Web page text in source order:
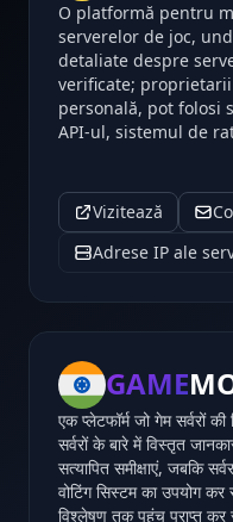
O platformă pentru
serverelor de joc,
detaliate despre
verificate;
personală, pot folosi
API-ul, sistemul de
Vizitează
Adrese IP ale
GAME
एक प्लेटफॉर्म जो गेम सर्वरों
सर्वरों के बारे में विस्तृत
सत्यापित समीक्षाएं, जबकि
वोटिंग सिस्टम का उपयोग
विश्लेषण तक पहुंच प्राप्त